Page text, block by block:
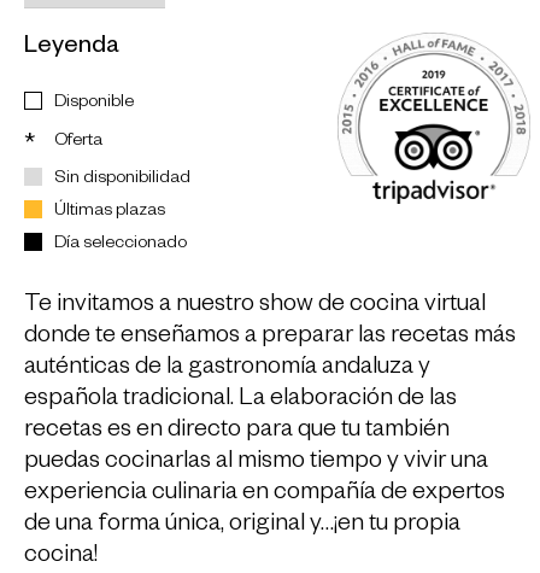
Leyenda
Disponible
*
Oferta
Sin disponibilidad
Últimas plazas
Día seleccionado
Te invitamos a nuestro show de cocina virtual
donde te enseñamos a preparar las recetas más
auténticas de la gastronomía andaluza y
española tradicional. La elaboración de las
recetas es en directo para que tu también
puedas cocinarlas al mismo tiempo y vivir una
experiencia culinaria en compañía de expertos
de una forma única, original y…¡en tu propia
cocina!